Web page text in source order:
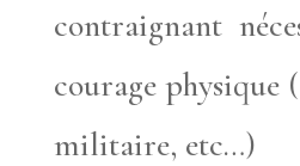
contraignant
courage physique
militaire, etc…)